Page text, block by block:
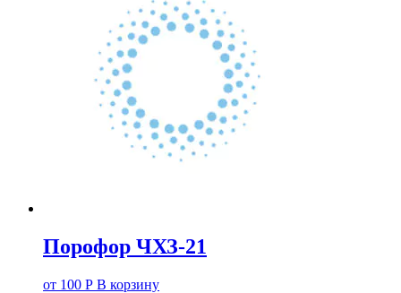
Порофор ЧХЗ-21
от 100 Р В корзину